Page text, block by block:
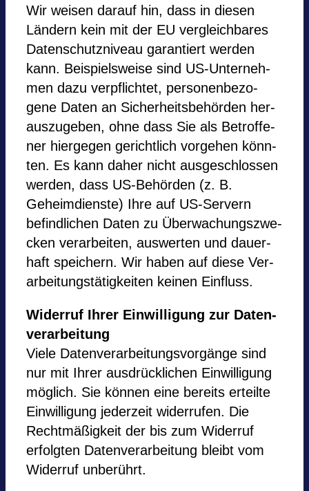
Wir wei­sen dar­auf hin, dass in die­sen
Län­dern kein mit der EU ver­gleich­ba­res
Daten­schutz­ni­veau garan­tiert wer­den
kann. Bei­spiels­weise sind US-Unter­neh­
men dazu ver­pflich­tet, per­so­nen­be­zo­
gene Daten an Sicher­heits­be­hör­den her­
aus­zu­ge­ben, ohne dass Sie als Betrof­fe­
ner hier­ge­gen gericht­lich vor­ge­hen könn­
ten. Es kann daher nicht aus­ge­schlos­sen
wer­den, dass US-Behör­den (z. B.
Geheim­dienste) Ihre auf US-Ser­vern
befind­li­chen Daten zu Über­wa­chungs­zwe­
cken ver­ar­bei­ten, aus­wer­ten und dau­er­
haft spei­chern. Wir haben auf diese Ver­
ar­bei­tungs­tä­tig­kei­ten kei­nen Ein­fluss.
Wider­ruf Ihrer Ein­wil­li­gung zur Daten­
ver­ar­bei­tung
Viele Daten­ver­ar­bei­tungs­vor­gänge sind
nur mit Ihrer ausdrücklichen Ein­wil­li­gung
mög­lich. Sie kön­nen eine bereits erteilte
Ein­wil­li­gung jeder­zeit wider­ru­fen. Die
Recht­mä­ßig­keit der bis zum Wider­ruf
erfolg­ten Daten­ver­ar­bei­tung bleibt vom
Wider­ruf unberührt.